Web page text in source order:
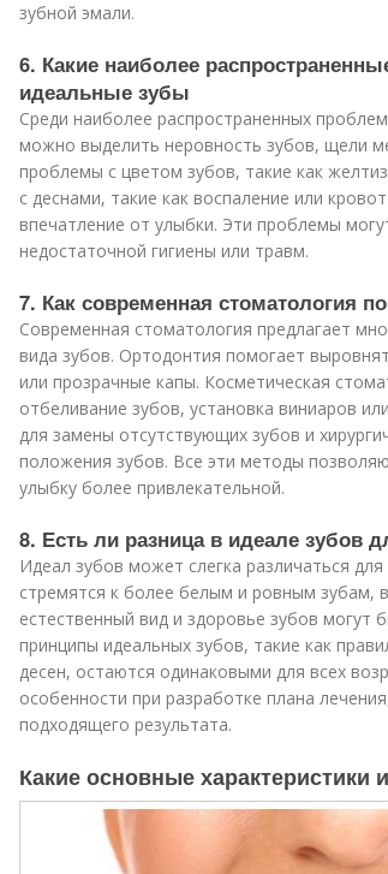
зубной эмали.
6. Какие наиболее
идеальные зубы
Среди наиболее распространенных
можно выделить неровность зубов, щели
проблемы с цветом зубов, такие как
с деснами, такие как воспаление или
впечатление от улыбки. Эти проблемы
недостаточной гигиены или травм.
7. Как современная стоматология
Современная стоматология предлагает
вида зубов. Ортодонтия помогает
или прозрачные капы. Косметическая
отбеливание зубов, установка виниаров
для замены отсутствующих зубов и
положения зубов. Все эти методы
улыбку более привлекательной.
8. Есть ли разница в идеале зубов
Идеал зубов может слегка различаться
стремятся к более белым и ровным зубам,
естественный вид и здоровье зубов
принципы идеальных зубов, такие как
десен, остаются одинаковыми для всех
особенности при разработке плана
подходящего результата.
Какие основные характеристики